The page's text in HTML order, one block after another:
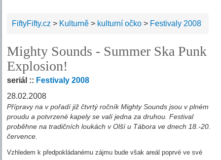
FiftyFifty.cz > Kulturně > kulturní očko > Festivaly 2008
Mighty Sounds - Summer Ska Punk
Explosion!
seriál :: Festivaly 2008
28.02.2008
Přípravy na v pořadí již čtvrtý ročník Mighty Sounds jsou v plném
proudu a potvrzené kapely se valí jedna za druhou. Festival
proběhne na tradičních loukách v Olší u Tábora ve dnech 18.-20.
července.
Vzhledem k předpokládanému zájmu bude však areál poprvé ve své